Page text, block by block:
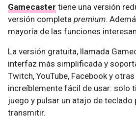
Gamecaster tiene una versión
versión completa premium.
mayoría de las funciones
La versión gratuita, llamada
interfaz más simplificada y
Twitch, YouTube, Facebook y
increíblemente fácil de usar: solo
juego y pulsar un atajo de teclado
transmitir.